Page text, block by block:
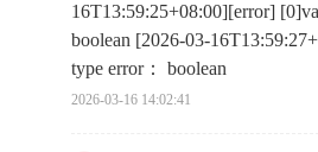
16T13:59:25+08:00][error]
boolean [2026-03-
type error： boolean
2026-03-16 14:02:41